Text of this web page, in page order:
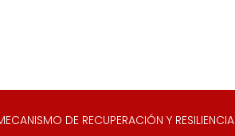
DE RECUPERACIÓN Y RESILIENCIA